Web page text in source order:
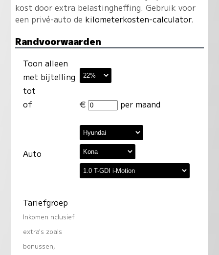
kost door extra belastingheffing. Gebruik voor
een privé-auto de kilometerkosten-calculator.
Randvoorwaarden
Toon alleen
met bijtelling
tot
of
€ per maand
Auto
Tariefgroep
Inkomen nclusief
extra's zoals
bonussen,